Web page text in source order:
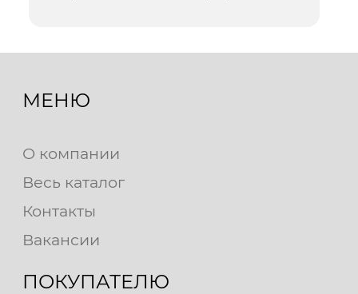
МЕНЮ
О компании
Весь каталог
Контакты
Вакансии
ПОКУПАТЕЛЮ